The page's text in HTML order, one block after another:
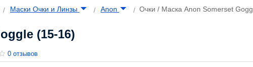
Маски Очки и Линзы Anon Очки / Маска Anon Somerset
(15-16)
0 отзывов